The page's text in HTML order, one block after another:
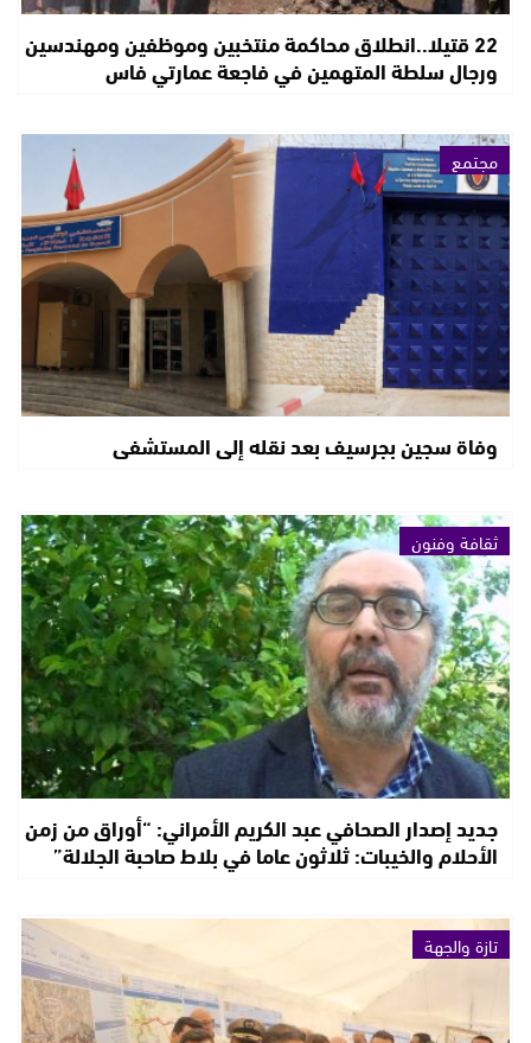
22 قتيلا..انطلاق محاكمة منتخبين وموظفين ومهندسين
ورجال سلطة المتهمين في فاجعة عمارتي فاس
مجتمع
وفاة سجين بجرسيف بعد نقله إلى المستشفى
ثقافة وفنون
جديد إصدار الصحافي عبد الكريم الأمراني: “أوراق من زمن
الأحلام والخيبات: ثلاثون عاما في بلاط صاحبة الجلالة”
تازة والجهة